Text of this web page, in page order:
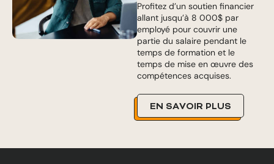
Profitez d’un soutien financier
allant jusqu’à 8 000$ par
employé pour couvrir une
partie du salaire pendant le
temps de formation et le
temps de mise en œuvre des
compétences acquises.
EN SAVOIR PLUS